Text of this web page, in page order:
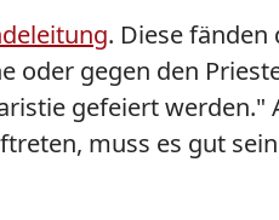
. Diese
oder gegen den
gefeiert
muss es gut